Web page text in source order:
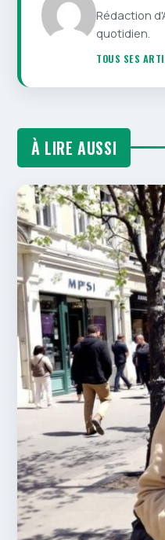
Rédaction
quotidien.
TOUS SES
À LIRE AUSSI